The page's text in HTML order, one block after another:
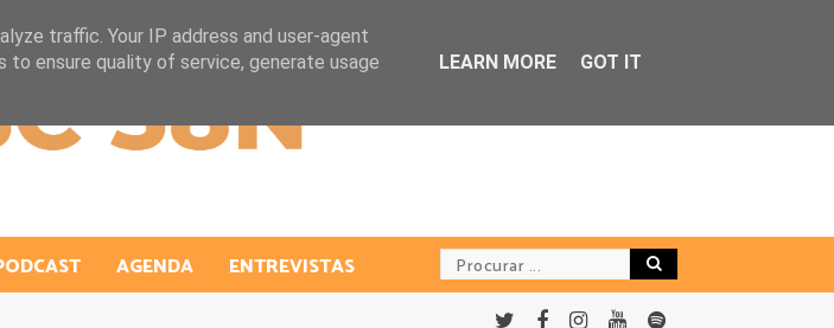
AGENDA ENTREVISTAS
traffic. Your IP address and user-agent
ensure quality of service, generate usage
LEARN MORE GOT IT